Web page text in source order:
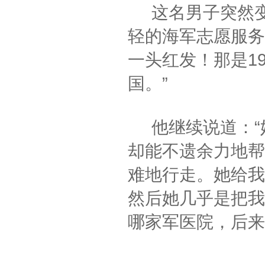
这名男子突然
轻的海军志愿服
一头红发！那是
国。”
他继续说道：“
却能不遗余力地
难地行走。她给
然后她几乎是把
哪家军医院，后